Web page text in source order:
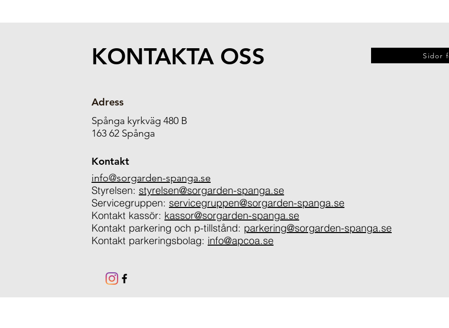
KONTAKTA OSS Sidor
Adress
Spånga kyrkväg 480 B
163 62 Spånga
Kontakt
info@sorgarden-spanga.se
Styrelsen: styrelsen@sorgarden-spanga.se
Servicegruppen: servicegruppen@sorgarden-spanga.se
Kontakt kassör: kassor@sorgarden-spanga.se
Kontakt parkering och p-tillstånd: parkering@sorgarden-spanga.se
Kontakt parkeringsbolag: info@apcoa.se